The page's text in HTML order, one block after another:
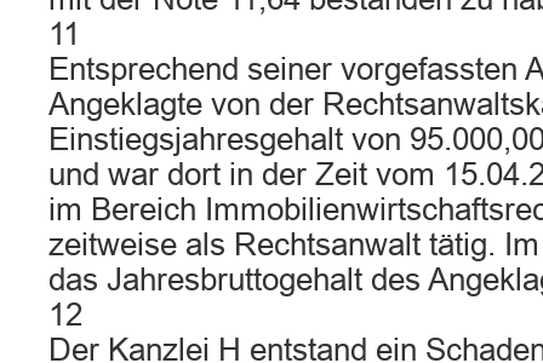
11
Entsprechend seiner vorgefassten
Angeklagte von der
Einstiegsjahresgehalt von
und war dort in der Zeit vom
im Bereich
zeitweise als Rechtsanwalt tätig.
das Jahresbruttogehalt des
12
Der Kanzlei H entstand ein